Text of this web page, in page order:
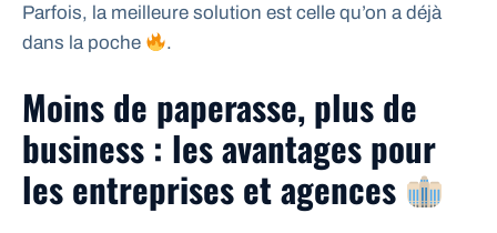
Parfois, la meilleure solution est celle qu’on a déjà
dans la poche
.
Moins de paperasse, plus de
business : les avantages pour
les entreprises et agences